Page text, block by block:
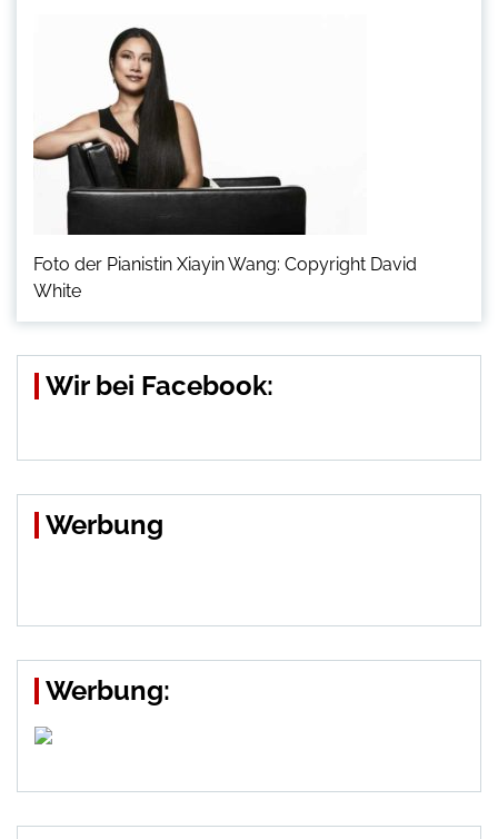
Foto der Pianistin Xiayin Wang: Copyright David
White
Wir bei Facebook:
Werbung
Werbung: